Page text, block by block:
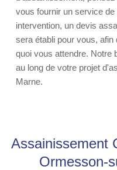
vous fournir un service
intervention, un devis
sera établi pour vous,
quoi vous attendre. Notre
au long de votre projet
Marne.
Assainissement
Ormesson-